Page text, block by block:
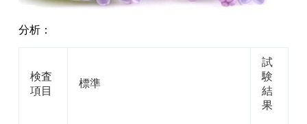
分析：
検査
項目
標準
試
験
結
果